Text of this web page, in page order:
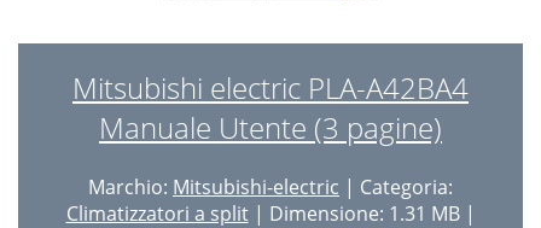
Mitsubishi electric PLA-A42BA4
Manuale Utente (3 pagine)
Marchio: Mitsubishi-electric | Categoria:
Climatizzatori a split| Dimensione: 1.31 MB |